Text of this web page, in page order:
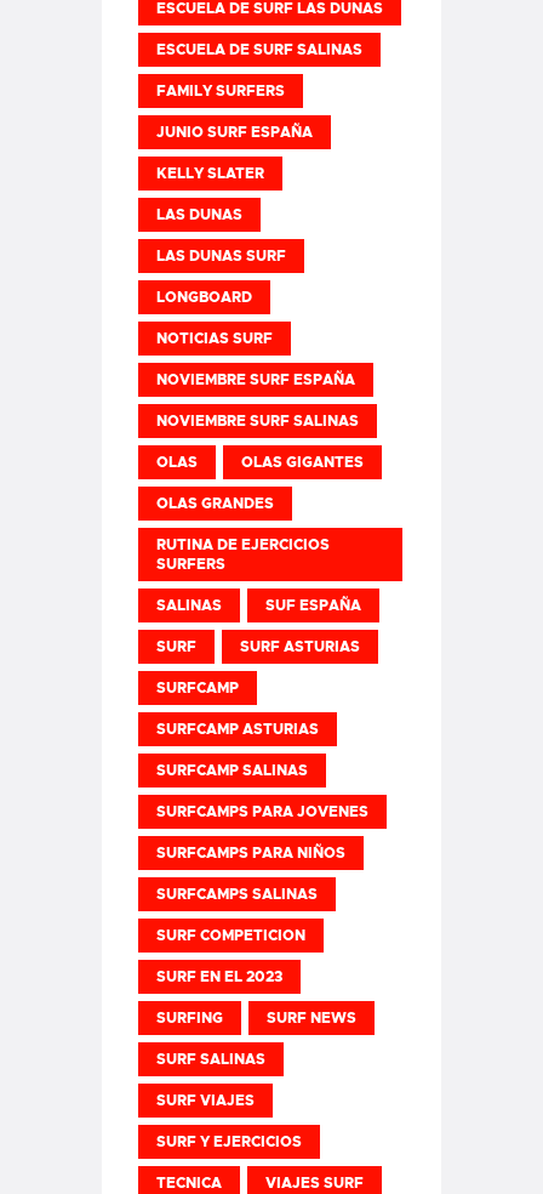
ESCUELA DE SURF LAS DUNAS
ESCUELA DE SURF SALINAS
FAMILY SURFERS
JUNIO SURF ESPAÑA
KELLY SLATER
LAS DUNAS
LAS DUNAS SURF
LONGBOARD
NOTICIAS SURF
NOVIEMBRE SURF ESPAÑA
NOVIEMBRE SURF SALINAS
OLAS OLAS GIGANTES
OLAS GRANDES
RUTINA DE EJERCICIOS
SURFERS
SALINAS SUF ESPAÑA
SURF SURF ASTURIAS
SURFCAMP
SURFCAMP ASTURIAS
SURFCAMP SALINAS
SURFCAMPS PARA JOVENES
SURFCAMPS PARA NIÑOS
SURFCAMPS SALINAS
SURF COMPETICION
SURF EN EL 2023
SURFING SURF NEWS
SURF SALINAS
SURF VIAJES
SURF Y EJERCICIOS
TECNICA VIAJES SURF